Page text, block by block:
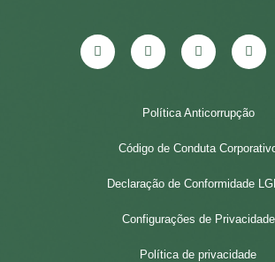
Política Anticorrupção
Código de Conduta
Declaração de Conformidade
Configurações de Privacidade
Política de privacidade